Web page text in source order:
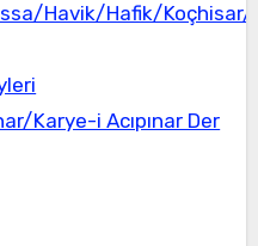
Havik/Hafik/Koçhisar/
Karye-i Acıpınar Der